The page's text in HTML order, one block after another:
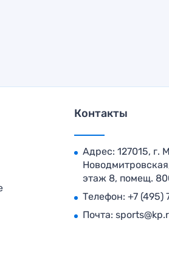
Контакты
Адрес: 127015, г.
этаж 8, помещ.
Телефон: +7 (495)
Почта: